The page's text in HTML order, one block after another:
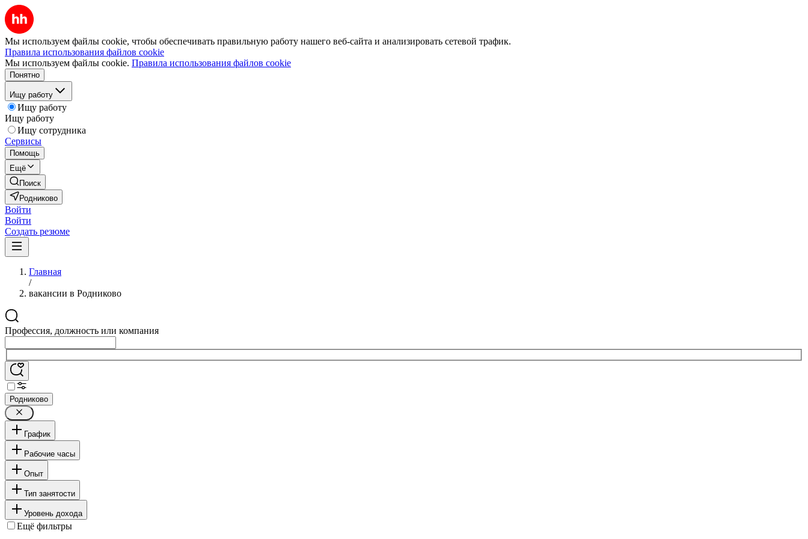
Мы используем файлы cookie, чтобы обеспечивать правильную работу нашего веб-сайта и анализировать сетевой трафик.
Правила использования файлов cookie
Мы используем файлы cookie. Правила использования файлов cookie
Понятно
Ищу работу
Ищу работу
Ищу работу
Ищу сотрудника
Сервисы
Помощь
Ещё
Поиск
Родниково
Войти
Войти
Создать резюме
Главная
/
вакансии в Родниково
Профессия, должность или компания
Родниково
График
Рабочие часы
Опыт
Тип занятости
Уровень дохода
Ещё фильтры